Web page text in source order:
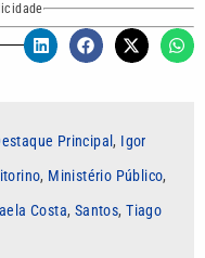
Principal , Igor
, Ministério Público,
Costa, Santos,Tiago